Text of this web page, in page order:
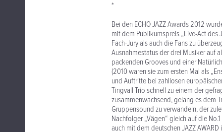
*
Bei den ECHO JAZZ Awards 2012
mit dem Publikumspreis „Live-Act
Fach-Jury als auch die Fans zu
Ausnahmestatus der drei Musiker auf
packenden Grooves und einer
(2010 waren sie zum ersten Mal als
und Auftritte bei zahllosen
Tingvall Trio schnell zu einem der
zusammenwachsend, gelang es dem
Gruppensound zu verwandeln, der
Nachfolger „Vägen“ gleich auf die
auch mit dem deutschen JAZZ